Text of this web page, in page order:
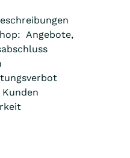
Angebote,